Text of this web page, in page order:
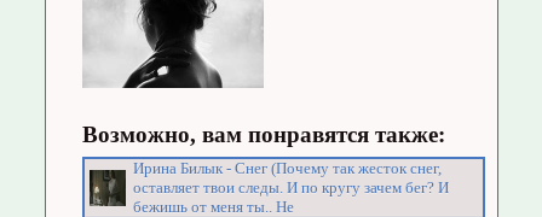
Возможно, вам понравятся также:
Ирина Билык - Снег (Почему так жесток снег,
оставляет твои следы. И по кругу зачем бег? И
бежишь от меня ты.. Не